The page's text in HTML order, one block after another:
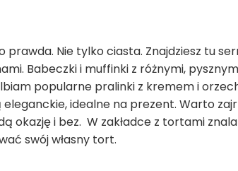
Nie tylko ciasta. Znajdziesz tu
Babeczki i muffinki z różnymi,
popularne pralinki z kremem i
idealne na prezent. Warto
i bez. W zakładce z tortami
swój własny tort.